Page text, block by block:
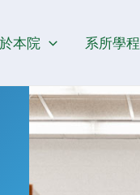
本院 系所學程